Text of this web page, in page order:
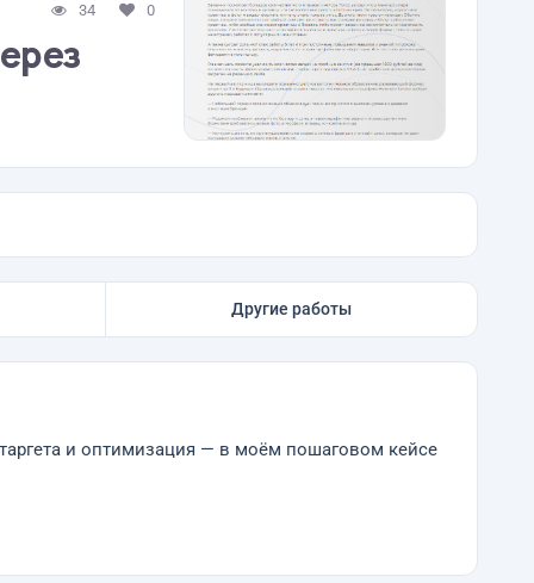
34 0
Другие работы
и оптимизация — в моём пошаговом кейсе